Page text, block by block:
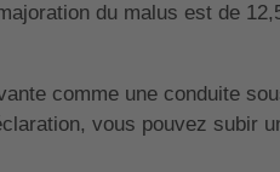
du malus est de
comme une conduite
vous pouvez subir